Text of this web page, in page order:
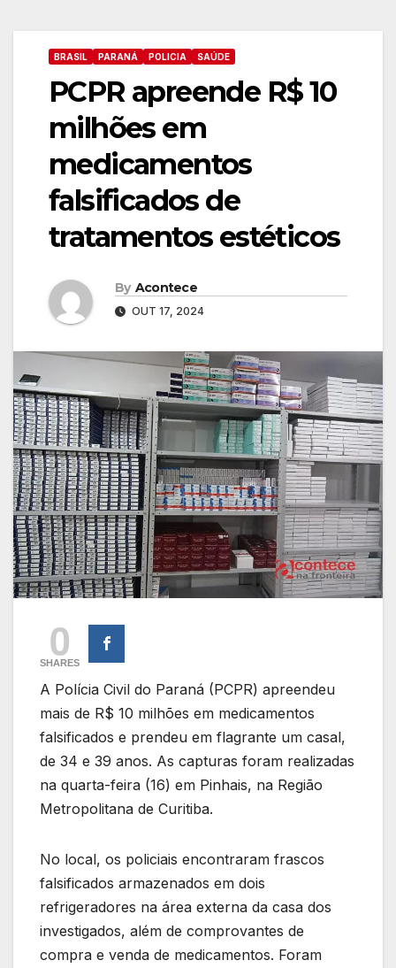
BRASIL PARANÁ POLICIA SAÚDE
PCPR apreende R$ 10
milhões em
medicamentos
falsificados de
tratamentos estéticos
By Acontece
OUT 17, 2024
0
SHARES
A Polícia Civil do Paraná (PCPR) apreendeu
mais de R$ 10 milhões em medicamentos
falsificados e prendeu em flagrante um casal,
de 34 e 39 anos. As capturas foram realizadas
na quarta-feira (16) em Pinhais, na Região
Metropolitana de Curitiba.
No local, os policiais encontraram frascos
falsificados armazenados em dois
refrigeradores na área externa da casa dos
investigados, além de comprovantes de
compra e venda de medicamentos. Foram